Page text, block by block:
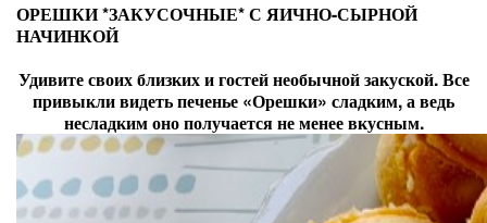
ОРЕШКИ *ЗАКУСОЧНЫЕ* С ЯИЧНО-СЫРНОЙ
НАЧИНКОЙ
Удивите своих близких и гостей необычной закуской. Все
привыкли видеть печенье «Орешки» сладким, а ведь
несладким оно получается не менее вкусным.